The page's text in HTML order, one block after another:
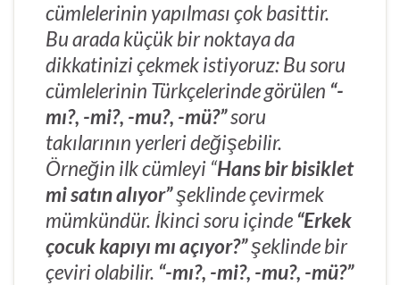
cümlelerinin yapılması çok basittir.
Bu arada küçük bir noktaya da
dikkatinizi çekmek istiyoruz: Bu soru
cümlelerinin Türkçelerinde görülen “-
mı?, -mi?, -mu?, -mü?”soru
takılarının yerleri değişebilir.
Örneğin ilk cümleyi “Hans bir bisiklet
mi satın alıyor”şeklinde çevirmek
mümkündür. İkinci soru içinde “Erkek
çocuk kapıyı mı açıyor?”şeklinde bir
çeviri olabilir. “-mı?, -mi?, -mu?, -mü?”